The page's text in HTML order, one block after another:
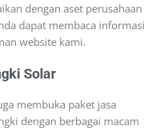
dengan aset perusahaan
dapat membaca informasi
website kami.
Solar
membuka paket jasa
dengan berbagai macam